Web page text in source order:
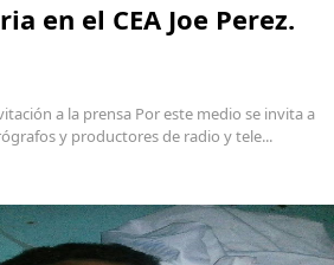
en el CEA Joe Perez.
a la prensa Por este medio se invita a
y productores de radio y tele...